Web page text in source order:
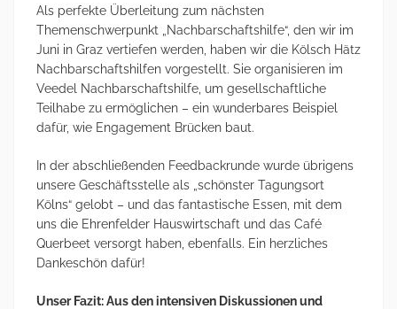
Als perfekte Überleitung zum nächsten
Themenschwerpunkt „Nachbarschaftshilfe“, den wir im
Juni in Graz vertiefen werden, haben wir die Kölsch Hätz
Nachbarschaftshilfen vorgestellt. Sie organisieren im
Veedel Nachbarschaftshilfe, um gesellschaftliche
Teilhabe zu ermöglichen – ein wunderbares Beispiel
dafür, wie Engagement Brücken baut.
In der abschließenden Feedbackrunde wurde übrigens
unsere Geschäftsstelle als „schönster Tagungsort
Kölns“ gelobt – und das fantastische Essen, mit dem
uns die Ehrenfelder Hauswirtschaft und das Café
Querbeet versorgt haben, ebenfalls. Ein herzliches
Dankeschön dafür!
Unser Fazit: Aus den intensiven Diskussionen und